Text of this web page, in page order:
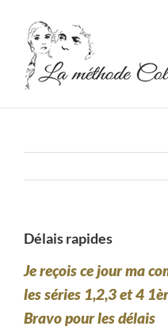
contenu
Délais rapides
Je reçois ce jour ma
les séries 1,2,3 et 4
Bravo pour les délais